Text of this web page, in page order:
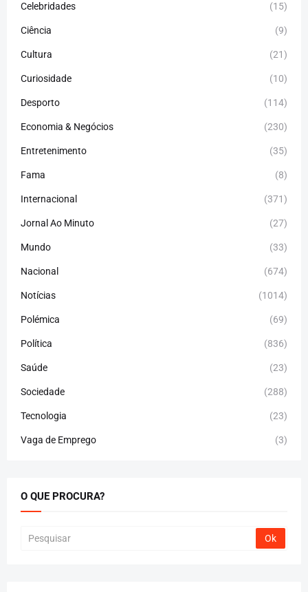
Celebridades (15)
Ciência (9)
Cultura (21)
Curiosidade (10)
Desporto (114)
Economia & Negócios (230)
Entretenimento (35)
Fama (8)
Internacional (371)
Jornal Ao Minuto (27)
Mundo (33)
Nacional (674)
Notícias (1014)
Polémica (69)
Política (836)
Saúde (23)
Sociedade (288)
Tecnologia (23)
Vaga de Emprego (3)
O QUE PROCURA?